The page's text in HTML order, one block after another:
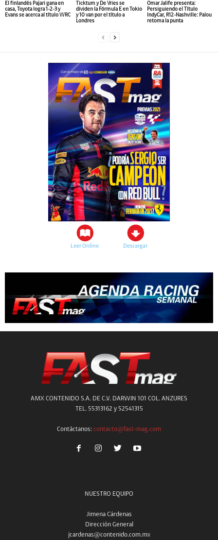
El finlandés Pajari gana en
casa, Toyota logra 1-2-3 y
Evans se acerca al título WRC
Ticktum y De Vries se
dividen la Fórmula E en Tokio
y 10 van por el título a
Londres
Omar Jalife presenta:
Persiguiendo el Título
IndyCar, R12-Nashville: Palou
retoma la punta
Leer Online Descargar
AMX CONTENIDO S.A. DE C.V. DARWIN 101 COL. ANZURES
TEL. 55313162 y 52541315
Contáctanos: contacto@fast-mag.com
NUESTRO EQUIPO
Jimena Cárdenas
Dirección General
jcardenas@contenido.com.mx